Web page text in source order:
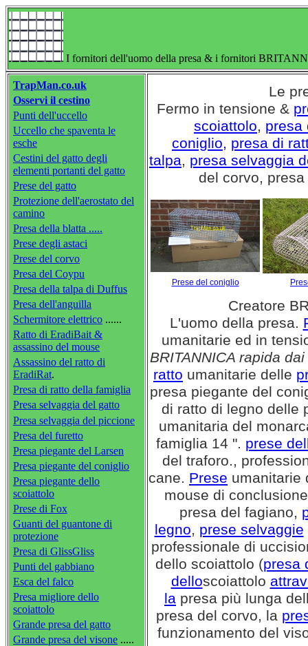
I fornitori dell'uomo della presa & i fornitori
TrapMan.co.uk
Osservi il cestino
Punti dell'uccello
Uccello che spaventa le
esche
Cestini del gatto degli
elementi portanti del gatto
Prese del gatto
Protezione dell'aerostato del
camino
Presa della blatta .....
Prese degli astaci
Prese del corvo
Presa del Coypu
Presa della talpa di Duffus
Presa dell'anguilla
Schermitore elettrico ......
Ratto di EradiBait &
assassino del mouse
Assassino del ratto di
EradiRat.
Presa di ratto della famiglia
Presa selvaggia del gatto
Presa selvaggia del piccione
Presa del furetto
Presa piegante del Larsen
Presa piegante del coniglio
Presa piegante dello
scoiattolo
Prese di Fox
Guanti del guantone di
protezione
Presa di GlissGliss
Punti del gabbiano
Esca del falco
Presa migliore dello
scoiattolo
Grande presa del gatto
Grande presa del visone .....
Le
Fermo in tensione &
scoiattolo, presa
coniglio, presa di
talpa, presa selvaggia
del corvo,
Prese del coniglio
Creatore
L'uomo della presa.
umanitarie ed in
BRITANNICA rapida
ratto umanitarie delle
presa piegante del
di ratto di legno delle
umanitaria del
famiglia 14 ". prese
del traforo.,
cane. Prese umanitarie
mouse di
presa del fagiano,
legno, prese selvaggie
professionale di
dello scoiattolo (presa
delloscoiattolo
la presa più lunga
presa del corvo, la
funzionamento del